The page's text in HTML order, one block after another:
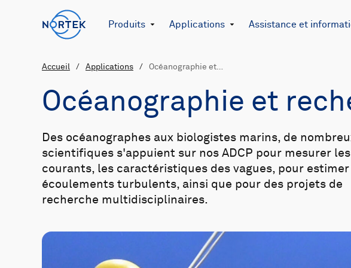
Produits Applications Assistance et
Accueil / Applications / Océanographie et…
Océanographie et
Des océanographes aux biologistes marins, de
scientifiques s'appuient sur nos ADCP pour mesurer les
courants, les caractéristiques des vagues, pour
écoulements turbulents, ainsi que pour des projets de
recherche multidisciplinaires.